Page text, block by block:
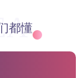
都懂